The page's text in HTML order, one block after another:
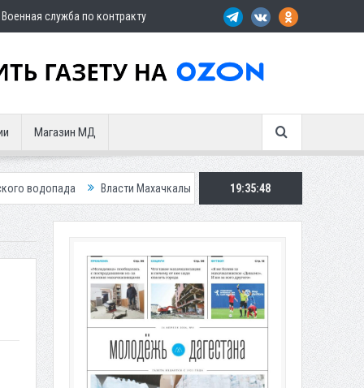
Военная служба по контракту
Магазин МД
Власти Махачкалы планирует внедрить новую систему для
19:35:49